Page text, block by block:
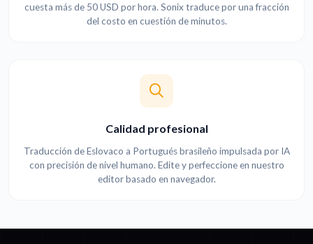
cuesta más de 50 USD por hora. Sonix traduce por una fracción
del costo en cuestión de minutos.
Calidad profesional
Traducción de Eslovaco a Portugués brasileño impulsada por IA
con precisión de nivel humano. Edite y perfeccione en nuestro
editor basado en navegador.